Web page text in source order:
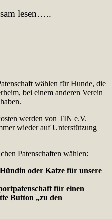
lesen…..
wählen für Hunde, die
bei einem anderen Verein
werden von TIN e.V.
wieder auf Unterstützung
Patenschaften wählen:
oder Katze für unsere
für einen
Button „zu den